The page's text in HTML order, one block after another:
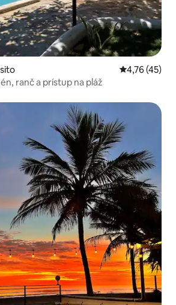
Priemerné
4,76 (45)
ranč a prístup na pláž